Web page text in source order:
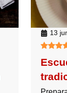
13